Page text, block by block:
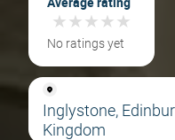
★★★★★
★★★★★
No ratings yet
Inglystone,
Kingdom